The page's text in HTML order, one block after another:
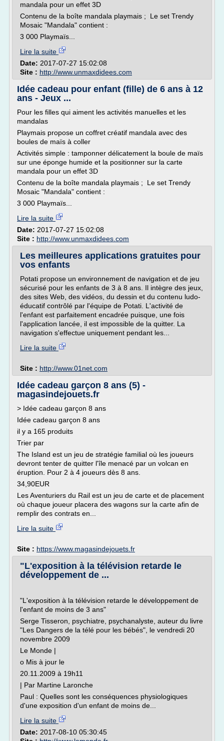
mandala pour un effet 3D
Contenu de la boîte mandala playmais ; Le set Trendy
Mosaic "Mandala" contient :
3 000 Playmaïs...
Lire la suite
Date: 2017-07-27 15:02:08
Site : http://www.unmaxdidees.com
Idée cadeau pour enfant (fille) de 6 ans à 12
ans - Jeux ...
Pour les filles qui aiment les activités manuelles et les
mandalas
Playmais propose un coffret créatif mandala avec des
boules de maïs à coller
Activités simple : tamponner délicatement la boule de maïs
sur une éponge humide et la positionner sur la carte
mandala pour un effet 3D
Contenu de la boîte mandala playmais ; Le set Trendy
Mosaic "Mandala" contient :
3 000 Playmaïs...
Lire la suite
Date: 2017-07-27 15:02:08
Site : http://www.unmaxdidees.com
Les meilleures applications gratuites pour
vos enfants
Potati propose un environnement de navigation et de jeu
sécurisé pour les enfants de 3 à 8 ans. Il intègre des jeux,
des sites Web, des vidéos, du dessin et du contenu ludo-
éducatif contrôlé par l'équipe de Potati. L'activité de
l'enfant est parfaitement encadrée puisque, une fois
l'application lancée, il est impossible de la quitter. La
navigation s'effectue uniquement pendant les...
Lire la suite
Site : http://www.01net.com
Idée cadeau garçon 8 ans (5) -
magasindejouets.fr
> Idée cadeau garçon 8 ans
Idée cadeau garçon 8 ans
il y a 165 produits
Trier par
The Island est un jeu de stratégie familial où les joueurs
devront tenter de quitter l'île menacé par un volcan en
éruption. Pour 2 à 4 joueurs dès 8 ans.
34,90EUR
Les Aventuriers du Rail est un jeu de carte et de placement
où chaque joueur placera des wagons sur la carte afin de
remplir des contrats en...
Lire la suite
Site : https://www.magasindejouets.fr
"L'exposition à la télévision retarde le
développement de ...
"L'exposition à la télévision retarde le développement de
l'enfant de moins de 3 ans"
Serge Tisseron, psychiatre, psychanalyste, auteur du livre
"Les Dangers de la télé pour les bébés", le vendredi 20
novembre 2009
Le Monde |
o Mis à jour le
20.11.2009 à 19h11
| Par Martine Laronche
Paul : Quelles sont les conséquences physiologiques
d'une exposition d'un enfant de moins de...
Lire la suite
Date: 2017-08-10 05:30:45